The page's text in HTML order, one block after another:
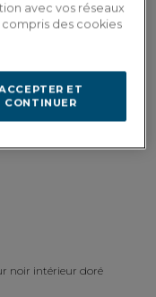
noir intérieur doré
avec vos réseaux
compris des cookies
ET
CONTINUER